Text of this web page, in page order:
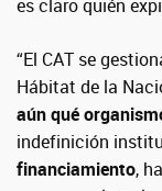
es claro quién
“El CAT se
Hábitat de la
aún qué
indefinición
financiamiento,